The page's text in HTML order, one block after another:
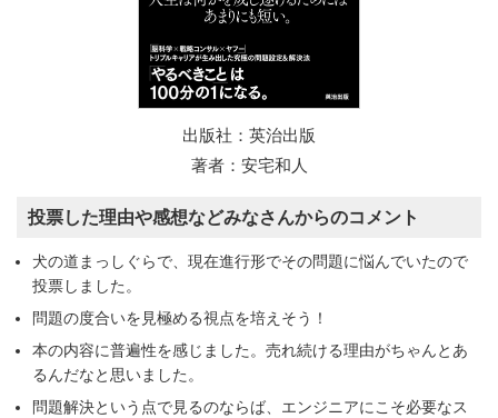
出版社：英治出版
著者：安宅和人
投票した理由や感想などみなさんからのコメント
犬の道まっしぐらで、現在進行形でその問題に悩んでいたので
投票しました。
問題の度合いを見極める視点を培えそう！
本の内容に普遍性を感じました。売れ続ける理由がちゃんとあ
るんだなと思いました。
問題解決という点で見るのならば、エンジニアにこそ必要なス